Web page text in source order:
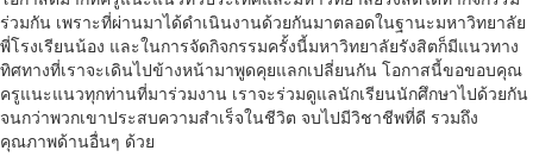
ร่วมกัน เพราะที่ผ่านมาได้ดำเนินงานด้วยกันมาตลอดในฐานะมหาวิทยาลัย
พี่โรงเรียนน้อง และในการจัดกิจกรรมครั้งนี้มหาวิทยาลัยรังสิตก็มีแนวทาง
ทิศทางที่เราจะเดินไปข้างหน้ามาพูดคุยแลกเปลี่ยนกัน โอกาสนี้ขอขอบคุณ
ครูแนะแนวทุกท่านที่มาร่วมงาน เราจะร่วมดูแลนักเรียนนักศึกษาไปด้วยกัน
จนกว่าพวกเขาประสบความสำเร็จในชีวิต จบไปมีวิชาชีพที่ดี รวมถึง
คุณภาพด้านอื่นๆ ด้วย